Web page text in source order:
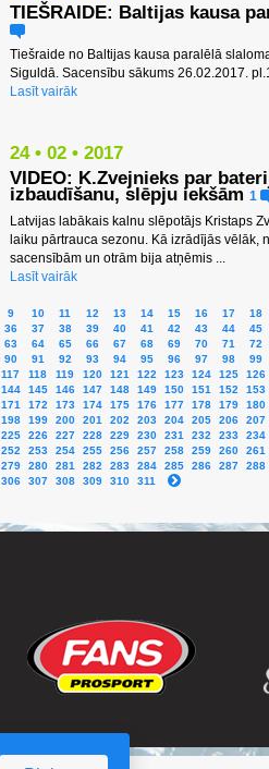
TIEŠRAIDE: Baltijas kausa
Tiešraide no Baltijas kausa paralēlā
Siguldā. Sacensību sākums 26.02.2017.
Lasīt vairāk
24 • 02 • 2017
VIDEO: K.Zvejnieks par
izbaudīšanu, slēpju iekšām 1
Latvijas labākais kalnu slēpotājs Kristaps
laiku pārtrauca sezonu. Kā izrādījās vēlāk,
sacensībām un otrām bija atņēmis ...
Lasīt vairāk
9 10 11 12 13 14 15 16 17 18
36 37 38 39 40 41 42 43 44 45
63 64 65 66 67 68 69 70 71 72
90 91 92 93 94 95 96 97 98 99
117 118 119 120 121 122 123 124 125 126
144 145 146 147 148 149 150 151 152 153
171 172 173 174 175 176 177 178 179 180
198 199 200 201 202 203 204 205 206 207
225 226 227 228 229 230 231 232 233 234
252 253 254 255 256 257 258 259 260 261
279 280 281 282 283 284 285 286 287 288
306 307 308 309 310 311